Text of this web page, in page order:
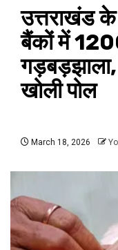
उत्तराखंड के
बैंकों में
खोली पोल
March 18, 2026